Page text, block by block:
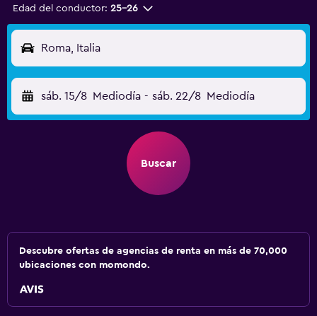
Edad del conductor: 25-26
Roma, Italia
sáb. 15/8 Mediodía - sáb. 22/8 Mediodía
Buscar
Descubre ofertas de agencias de renta en más de 70,000
ubicaciones con momondo.